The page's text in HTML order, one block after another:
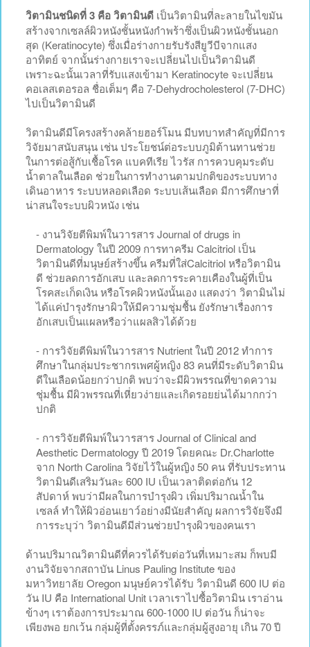
วิตามินชนิดที่ 3 คือ วิตามินดี เป็นวิตามินที่ละลายในไขมัน
สร้างจากเซลล์ผิวหนังชั้นหนังกำพร้าซึ่งเป็นผิวหนังชั้นนอก
สุด (Keratinocyte) ซึ่งเมื่อร่างกายรับรังสียูวีบีจากแสง
อาทิตย์ จากนั้นร่างกายเราจะเปลี่ยนไปเป็นวิตามินดี
เพราะฉะนั้นเวลาที่รับแสงเข้ามา Keratinocyte จะเปลี่ยน
คอเลสเตอรอล ชื่อเต็มๆ คือ 7-Dehydrocholesterol (7-DHC)
ไปเป็นวิตามินดี
วิตามินดีมีโครงสร้างคล้ายฮอร์โมน มีบทบาทสำคัญที่มีการ
วิจัยมาสนับสนุน เช่น ประโยชน์ต่อระบบภูมิต้านทานช่วย
ในการต่อสู้กับเชื้อโรค แบคทีเรีย ไวรัส การควบคุมระดับ
น้ำตาลในเลือด ช่วยในการทำงานตามปกติของระบบทาง
เดินอาหาร ระบบหลอดเลือด ระบบเส้นเลือด มีการศึกษาที่
น่าสนใจระบบผิวหนัง เช่น
- งานวิจัยตีพิมพ์ในวารสาร Journal of drugs in
Dermatology ในปี 2009 การทาครีม Calcitriol เป็น
วิตามินดีที่มนุษย์สร้างขึ้น ครีมที่ใส่Calcitriol หรือวิตามิน
ดี ช่วยลดการอักเสบ และลดการระคายเคืองในผู้ที่เป็น
โรคสะเก็ดเงิน หรือโรคผิวหนังนั้นเอง แสดงว่า วิตามินไม่
ได้แค่บำรุงรักษาผิวให้มีความชุ่มชื้น ยังรักษาเรื่องการ
อักเสบเป็นแผลหรือว่าแผลสิวได้ด้วย
- การวิจัยตีพิมพ์ในวารสาร Nutrient ในปี 2012 ทำการ
ศึกษาในกลุ่มประชากรเพศผู้หญิง 83 คนที่มีระดับวิตามิน
ดีในเลือดน้อยกว่าปกติ พบว่าจะมีผิวพรรณที่ขาดความ
ชุ่มชื้น มีผิวพรรณที่เหี่ยวง่ายและเกิดรอยย่นได้มากกว่า
ปกติ
- การวิจัยตีพิมพ์ในวารสาร Journal of Clinical and
Aesthetic Dermatology ปี 2019 โดยคณะ Dr.Charlotte
จาก North Carolina วิจัยไว้ในผู้หญิง 50 คน ที่รับประทาน
วิตามินดีเสริมวันละ 600 IU เป็นเวลาติดต่อกัน 12
สัปดาห์ พบว่ามีผลในการบำรุงผิว เพิ่มปริมาณน้ำใน
เซลล์ ทำให้ผิวอ่อนเยาว์อย่างมีนัยสำคัญ ผลการวิจัยจึงมี
การระบุว่า วิตามินดีมีส่วนช่วยบำรุงผิวของคนเรา
ด้านปริมาณวิตามินดีที่ควรได้รับต่อวันที่เหมาะสม ก็พบมี
งานวิจัยจากสถาบัน Linus Pauling Institute ของ
มหาวิทยาลัย Oregon มนุษย์ควรได้รับ วิตามินดี 600 IU ต่อ
วัน IU คือ International Unit เวลาเราไปซื้อวิตามิน เราอ่าน
ข้างๆ เราต้องการประมาณ 600-1000 IU ต่อวัน ก็น่าจะ
เพียงพอ ยกเว้น กลุ่มผู้ที่ตั้งครรภ์และกลุ่มผู้สูงอายุ เกิน 70 ปี